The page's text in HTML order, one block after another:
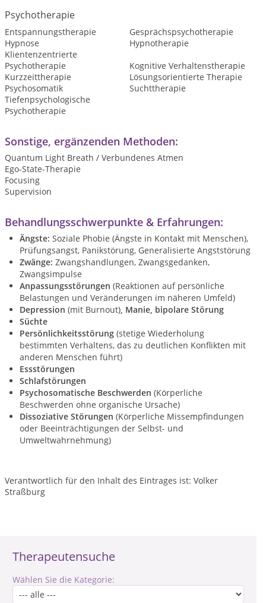
Therapeutensuche
Wählen Sie die Kategorie:
Psychotherapie
Entspannungstherapie
Gesprächspsychotherapie
Hypnose
Hypnotherapie
Klientenzentrierte
Psychotherapie
Kognitive Verhaltenstherapie
Kurzzeittherapie
Lösungsorientierte Therapie
Psychosomatik
Suchttherapie
Tiefenpsychologische
Psychotherapie
Sonstige, ergänzenden Methoden:
Quantum Light Breath / Verbundenes Atmen
Ego-State-Therapie
Focusing
Supervision
Behandlungsschwerpunkte & Erfahrungen:
Ängste: Soziale Phobie (Ängste in Kontakt mit Menschen),
Prüfungsangst, Panikstörung, Generalisierte Angststörung
Zwänge: Zwangshandlungen, Zwangsgedanken,
Zwangsimpulse
Anpassungsstörungen (Reaktionen auf persönliche
Belastungen und Veränderungen im näheren Umfeld)
Depression (mit Burnout), Manie, bipolare Störung
Süchte
Persönlichkeitsstörung (stetige Wiederholung
bestimmten Verhaltens, das zu deutlichen Konflikten mit
anderen Menschen führt)
Essstörungen
Schlafstörungen
Psychosomatische Beschwerden (Körperliche
Beschwerden ohne organische Ursache)
Dissoziative Störungen (Körperliche Missempfindungen
oder Beeinträchtigungen der Selbst- und
Umweltwahrnehmung)
Verantwortlich für den Inhalt des Eintrages ist: Volker
Straßburg